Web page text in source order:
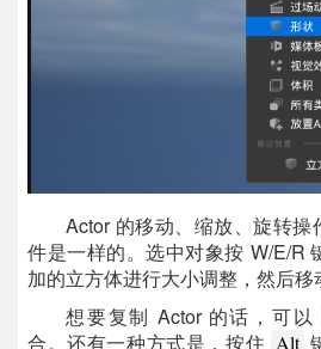
Actor 的移动、缩放、旋转
件是一样的。选中对象按 W/E/R
加的立方体进行大小调整，然后移
想要复制 Actor 的话，可以
合。还有一种方式是，按住 Alt